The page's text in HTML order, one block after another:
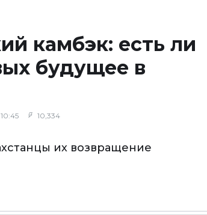
камбэк: есть ли
будущее в
10,334
их возвращение